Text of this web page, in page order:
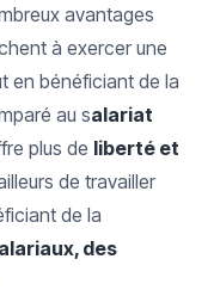
avantages
à exercer une
en bénéficiant de la
au salariat
plus de liberté et
de travailler
de la
des